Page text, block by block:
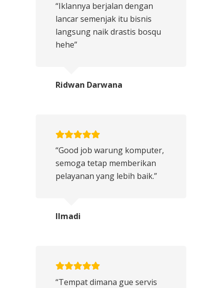
“Iklannya berjalan dengan
lancar semenjak itu bisnis
langsung naik drastis bosqu
hehe”
Ridwan Darwana
“Good job warung komputer,
semoga tetap memberikan
pelayanan yang lebih baik.”
Ilmadi
“Tempat dimana gue servis